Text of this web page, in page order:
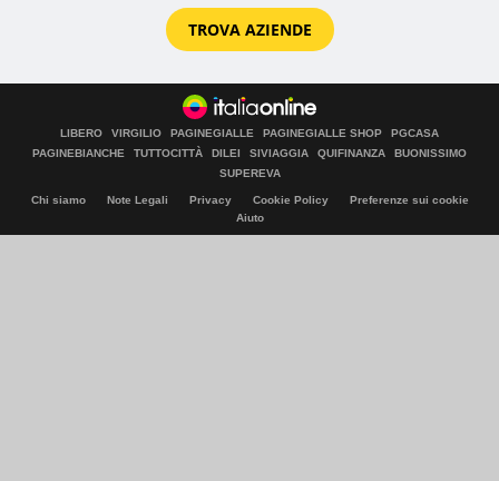
TROVA AZIENDE
LIBERO VIRGILIO PAGINEGIALLE PAGINEGIALLE SHOP
PGCASA
PAGINEBIANCHE
TUTTOCITTÀ DILEI SIVIAGGIA QUIFINANZA
BUONISSIMO
SUPEREVA
Chi siamo Note Legali Privacy Cookie Policy
Preferenze sui cookie
Aiuto